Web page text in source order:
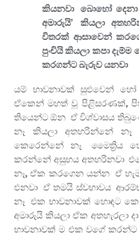
කියනවා. බොහෝ
අමාරුයි’ කියලා
විතරක් ආසාවෙන්
පුංචියි කියලා කපා
කරගන්ට බැරුව යනවා.
යම් භාවනාවක් සුළුවෙන්
ඒකෙන් මහත් වූ පිළිසරණක්,
තියෙන්ට ඕන. ඒ විශ්වාසය
නෑ කියලා අතහරින්නේ
කෙරෙන්නේ නෑ. මෛත්‍රිය
කරන්නේ අසුභය අතහරිනවා.
නෑ, ඒක කරගෙන යන්න. ඒ
එනවා. ඒ තමයි ස්වභාවය.
නෑ. එක භාවනාවක් හොඳට
අමාරුයි කියලා ඒක අතහැරලා
භාවනාවක් ම එක වගේ